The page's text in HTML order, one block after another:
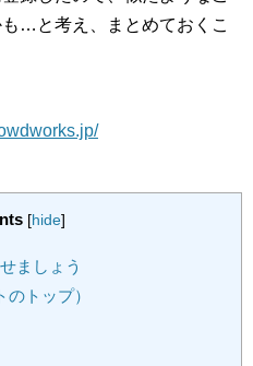
…と考え、まとめておくこ
[hide]
ましょう
トップ）